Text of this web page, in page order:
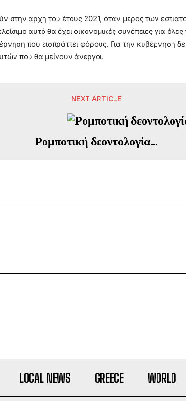
αρχή του έτους 2021, όταν μέρος των
αυτό θα έχει οικονομικές συνέπειες για
που εισπράττει φόρους. Για την κυβέρνηση
που θα μείνουν άνεργοι.
NEXT ARTICLE
Ρομποτική δεοντολογία…
LOCAL NEWS GREECE WORLD